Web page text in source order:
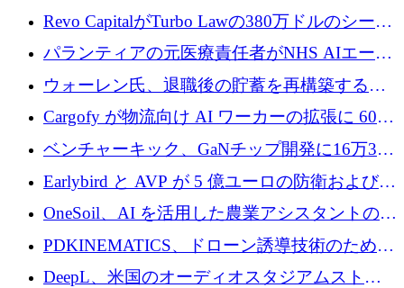
で成長を促進
Revo CapitalがTurbo Lawの380万ドルのシード
ラウンドを主導し、訴訟プラットフォームを
パランティアの元医療責任者がNHS AIエージ
ェントの立ち上げに1,000万ポンドを調達
ウォーレン氏、退職後の貯蓄を再構築するた
めに1,000万ユーロを調達
Cargofy が物流向け AI ワーカーの拡張に 600
万ドルを獲得
ベンチャーキック、GaNチップ開発に16万3千
ユーロでMinisaを支援
Earlybird と AVP が 5 億ユーロの防衛および二
重用途の成長基金である E2D を立ち上げる
OneSoil、AI を活用した農業アシスタントの拡
大に​​ 100 万ユーロを確保
PDKINEMATICS、ドローン誘導技術のために
200 万ユーロを調達
DeepL、米国のオーディオスタジアムストリ